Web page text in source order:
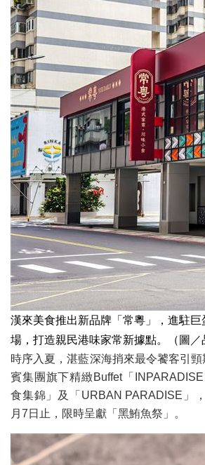
漢來美食推出新品牌「常粵」，進駐
場，打造親民港味家常新據點。（圖／
時序入夏，湛藍深海捎來最令饕客引
賓集團旗下精緻Buffet「
食集錦」及「URBAN PARADISE」
月7日止，限時呈獻「黑鮪魚祭」。